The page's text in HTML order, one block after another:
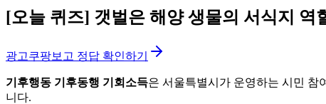
[오늘 퀴즈] 갯벌은 해양 생물의 서식지 역
광고쿠팡보고 정답 확인하기
기후행동 기후동행 기회소득은 서울특별시가 운영하는 시민 참
니다.